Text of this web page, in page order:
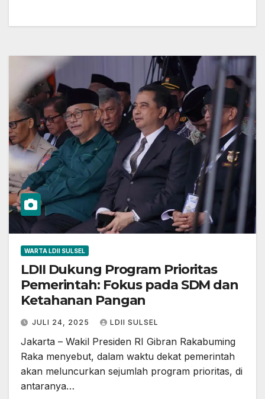
WARTA LDII SULSEL
LDII Dukung Program Prioritas
Pemerintah: Fokus pada SDM dan
Ketahanan Pangan
JULI 24, 2025 LDII SULSEL
Jakarta – Wakil Presiden RI Gibran Rakabuming
Raka menyebut, dalam waktu dekat pemerintah
akan meluncurkan sejumlah program prioritas, di
antaranya…